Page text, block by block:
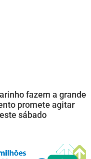
fazem a grande
promete agitar
sábado